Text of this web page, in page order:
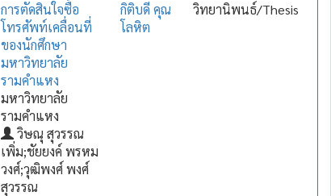
การตัดสินใจซื้อ
โทรศัพท์เคลื่อนที่
ของนักศึกษา
มหาวิทยาลัย
รามคำแหง
มหาวิทยาลัย
รามคำแหง
วิษณุ สุวรรณ
เพิ่ม;ชัยยงค์ พรหม
วงศ์;วุฒิพงศ์ พงศ์
สุวรรณ
กิติบดี คุณ
โลหิต
วิทยานิพนธ์/Thesis